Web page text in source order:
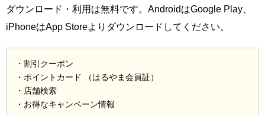
ダウンロード・利用は無料です。AndroidはGoogle Play、
iPhoneはApp Storeよりダウンロードしてください。
・割引クーポン
・ポイントカード （はるやま会員証）
・店舗検索
・お得なキャンペーン情報